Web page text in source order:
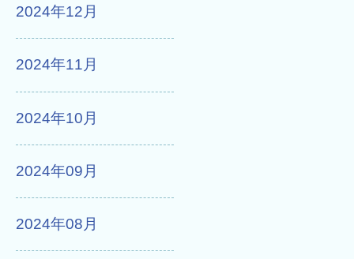
2024年12月
2024年11月
2024年10月
2024年09月
2024年08月